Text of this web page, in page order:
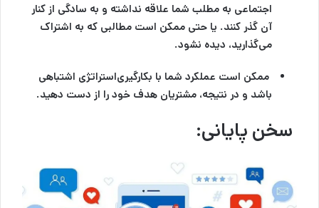
اجتماعی به مطلب شما علاقه نداشته و به سادگی از کنار
آن گذر کنند. یا حتی ممکن است مطالبی که به اشتراک
می‌گذارید، دیده نشود.
ممکن است عملکرد شما با بکارگیری‌استراتژی اشتباهی
باشد و در نتیجه، مشتریان هدف خود را از دست دهید.
سخن پایانی: